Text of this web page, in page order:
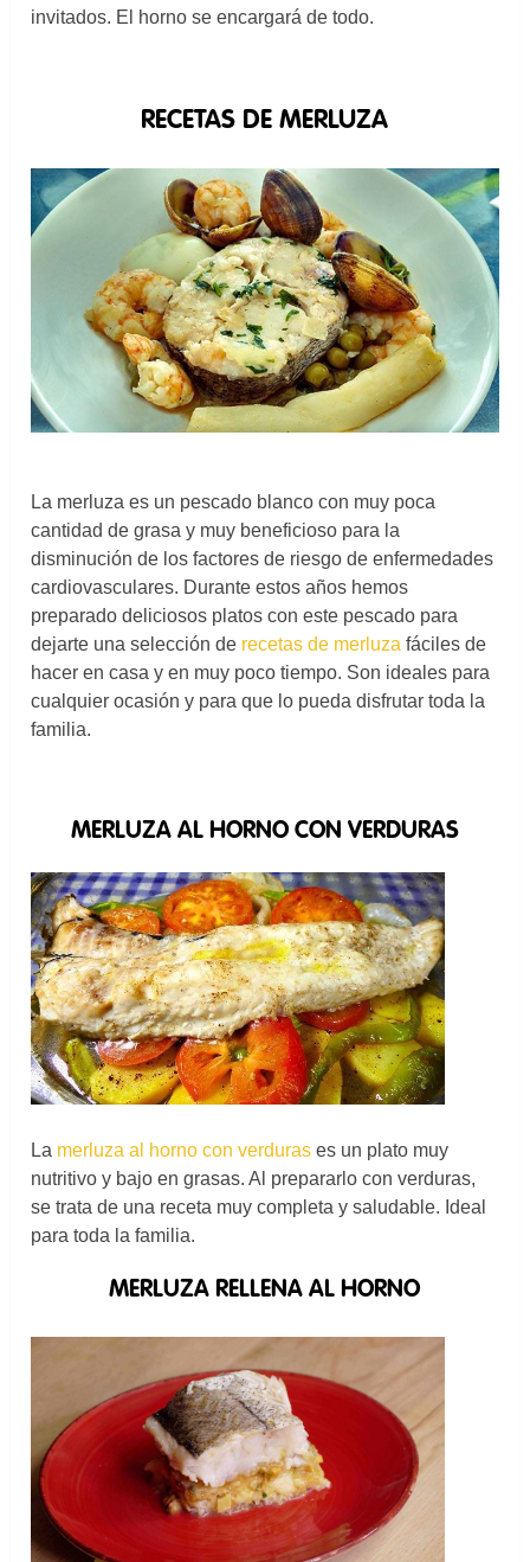
invitados. El horno se encargará de todo.
RECETAS DE MERLUZA
La merluza es un pescado blanco con muy poca
cantidad de grasa y muy beneficioso para la
disminución de los factores de riesgo de enfermedades
cardiovasculares. Durante estos años hemos
preparado deliciosos platos con este pescado para
dejarte una selección de recetas de merluza fáciles de
hacer en casa y en muy poco tiempo. Son ideales para
cualquier ocasión y para que lo pueda disfrutar toda la
familia.
MERLUZA AL HORNO CON VERDURAS
La merluza al horno con verduras es un plato muy
nutritivo y bajo en grasas. Al prepararlo con verduras,
se trata de una receta muy completa y saludable. Ideal
para toda la familia.
MERLUZA RELLENA AL HORNO